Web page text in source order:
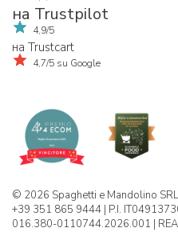
на Trustpilot
4,9/5
на Trustcart
4,7/5 su Google
© 2026 Spaghetti e Mandolino
+39 351 865 9444 | P.I.
016.380-0110744.2026.001 |